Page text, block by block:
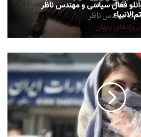
فعال سیاسی و مهندس ناظر